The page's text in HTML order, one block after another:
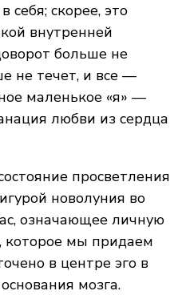
себя; скорее, это
внутренней
больше не
не течет, и все —
маленькое «я» —
любви из сердца
просветления
новолуния во
означающее личную
которое мы придаем
в центре эго в
мозга.